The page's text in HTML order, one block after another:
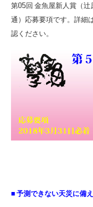
第05回 金魚屋新人賞（
通）応募要項です。詳細
認ください。
■ 予測できない天災に備